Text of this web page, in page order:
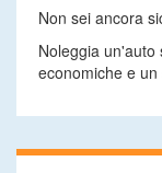
Non sei ancora
Noleggia un'auto
economiche e